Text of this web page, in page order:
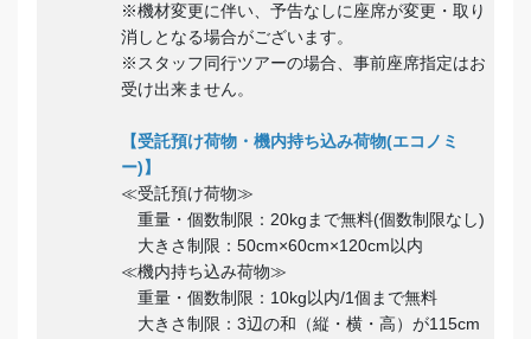
※機材変更に伴い、予告なしに座席が変更・取り
消しとなる場合がございます。
※スタッフ同行ツアーの場合、事前座席指定はお
受け出来ません。
【受託預け荷物・機内持ち込み荷物(エコノミ
ー)】
≪受託預け荷物≫
重量・個数制限：20kgまで無料(個数制限なし)
大きさ制限：50cm×60cm×120cm以内
≪機内持ち込み荷物≫
重量・個数制限：10kg以内/1個まで無料
大きさ制限：3辺の和（縦・横・高）が115cm